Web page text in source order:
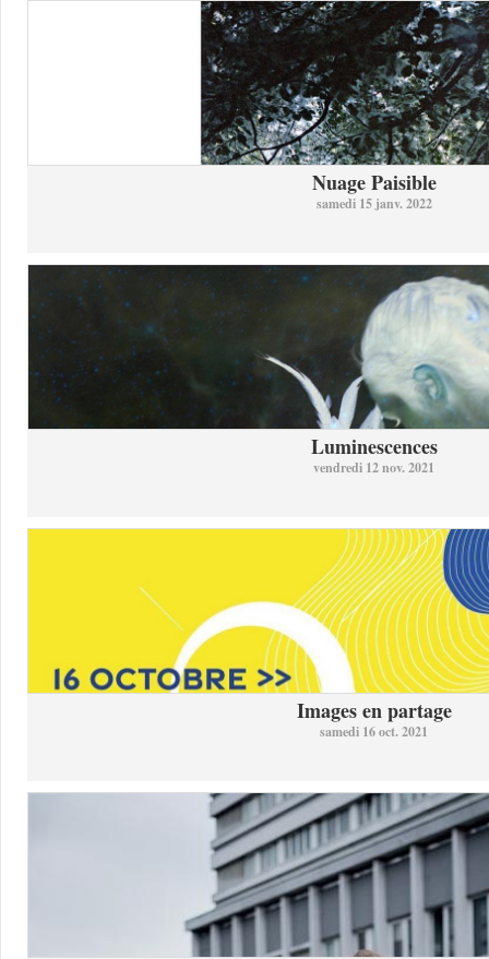
Nuage Paisible
samedi 15 janv. 2022
Luminescences
vendredi 12 nov. 2021
Images en partage
samedi 16 oct. 2021